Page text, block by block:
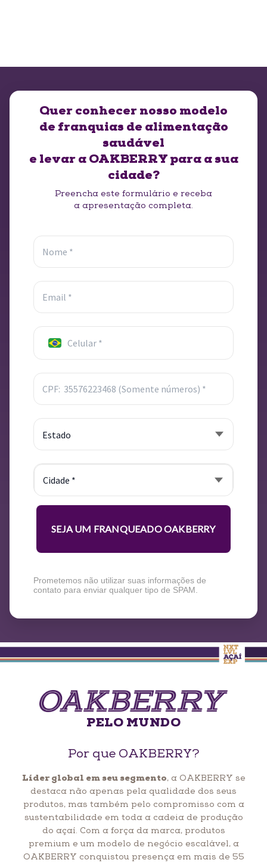
Quer conhecer nosso modelo
de franquias de alimentação
saudável
e levar a OAKBERRY para a sua
cidade?
Preencha este formulário e receba
a apresentação completa.
Cidade *
SEJA UM FRANQUEADO OAKBERRY
Prometemos não utilizar suas informações de
contato para enviar qualquer tipo de SPAM.
PELO MUNDO
Por que OAKBERRY?
Líder global em seu segmento, a OAKBERRY se
destaca não apenas pela qualidade dos seus
produtos, mas também pelo compromisso com a
sustentabilidade em toda a cadeia de produção
do açaí. Com a força da marca, produtos
premium e um modelo de negócio escalável, a
OAKBERRY conquistou presença em mais de 55